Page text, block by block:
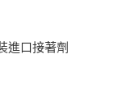
進口接著劑